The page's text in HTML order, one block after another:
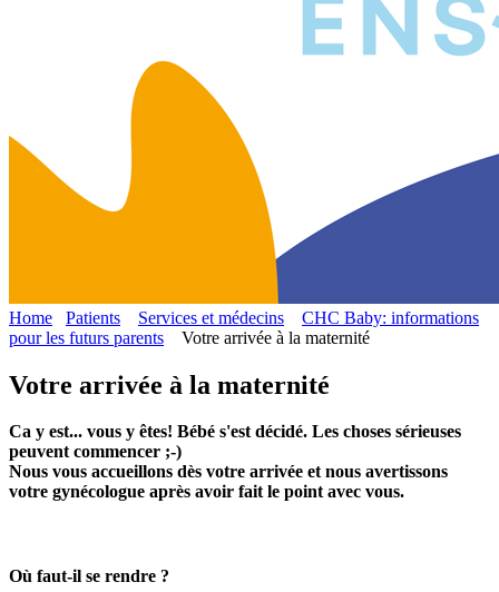
Home Patients Services et médecins
CHC Baby: informations
pour les futurs parents
Votre arrivée à la maternité
Votre arrivée à la maternité
Ca y est... vous y êtes! Bébé s'est décidé. Les choses sérieuses
peuvent commencer ;-)
Nous vous accueillons dès votre arrivée et nous avertissons
votre gynécologue après avoir fait le point avec vous.
Où faut-il se rendre ?